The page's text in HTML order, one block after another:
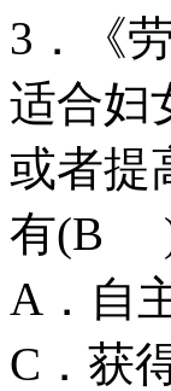
3．《
适合妇
或者提
有(B
A．
C．